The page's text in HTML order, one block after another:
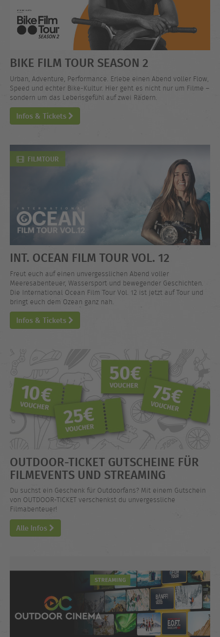
BIKE FILM TOUR SEASON 2
Urban, Adventure, Performance. Erlebe einen Abend voller Flow,
Speed und echter Bike-Kultur. Hier geht es nicht nur um Filme –
sondern um das Lebensgefühl auf zwei Rädern.
Infos & Tickets
FILMTOUR
INT. OCEAN FILM TOUR VOL. 12
Freut euch auf einen unvergesslichen Abend voller
Meeresabenteuer, Wassersport und bewegender Geschichten.
Die International Ocean Film Tour Vol. 12 ist jetzt auf Tour und
bringt euch dem Ozean ganz nah.
Infos & Tickets
OUTDOOR-TICKET GUTSCHEINE FÜR
FILMEVENTS UND STREAMING
Du suchst ein Geschenk für Outdoorfans? Mit einem Gutschein
von OUTDOOR-TICKET verschenkst du unvergessliche
Filmabenteuer!
Alle Infos